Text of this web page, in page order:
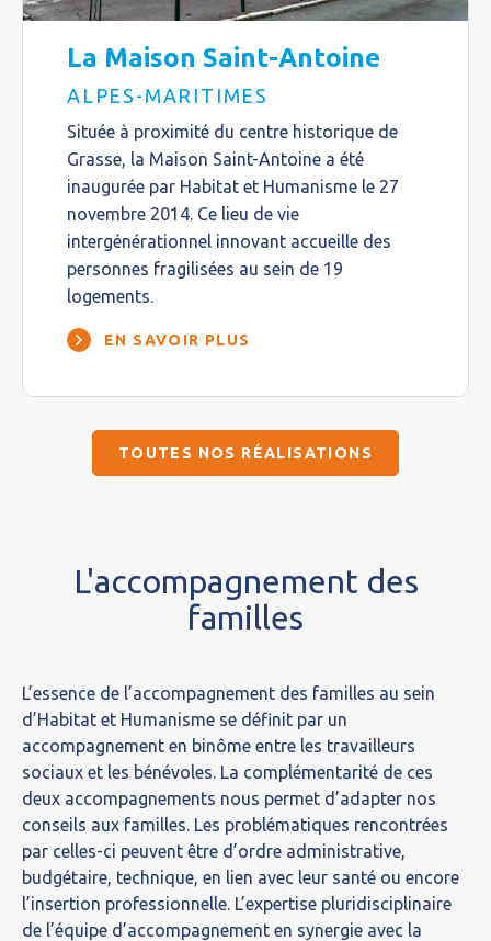
La Maison Saint-Antoine
ALPES-MARITIMES
Située à proximité du centre historique de
Grasse, la Maison Saint-Antoine a été
inaugurée par Habitat et Humanisme le 27
novembre 2014. Ce lieu de vie
intergénérationnel innovant accueille des
personnes fragilisées au sein de 19
logements.
EN SAVOIR PLUS
TOUTES NOS RÉALISATIONS
L'accompagnement des
familles
L’essence de l’accompagnement des familles au sein
d’Habitat et Humanisme se définit par un
accompagnement en binôme entre les travailleurs
sociaux et les bénévoles. La complémentarité de ces
deux accompagnements nous permet d’adapter nos
conseils aux familles. Les problématiques rencontrées
par celles-ci peuvent être d’ordre administrative,
budgétaire, technique, en lien avec leur santé ou encore
l’insertion professionnelle. L’expertise pluridisciplinaire
de l’équipe d’accompagnement en synergie avec la